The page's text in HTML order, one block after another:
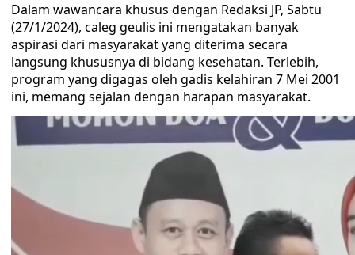
Dalam wawancara khusus dengan Redaksi JP, Sabtu
(27/1/2024), caleg geulis ini mengatakan banyak
aspirasi dari masyarakat yang diterima secara
langsung khususnya di bidang kesehatan. Terlebih,
program yang digagas oleh gadis kelahiran 7 Mei 2001
ini, memang sejalan dengan harapan masyarakat.